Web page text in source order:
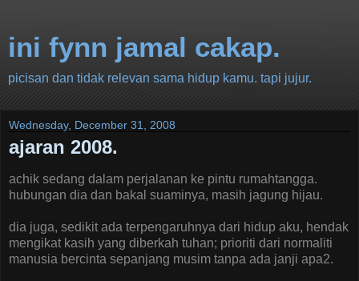
ini fynn jamal cakap.
picisan dan tidak relevan sama hidup kamu. tapi jujur.
Wednesday, December 31, 2008
ajaran 2008.
achik sedang dalam perjalanan ke pintu rumahtangga.
hubungan dia dan bakal suaminya, masih jagung hijau.
dia juga, sedikit ada terpengaruhnya dari hidup aku, hendak
mengikat kasih yang diberkah tuhan; prioriti dari normaliti
manusia bercinta sepanjang musim tanpa ada janji apa2.